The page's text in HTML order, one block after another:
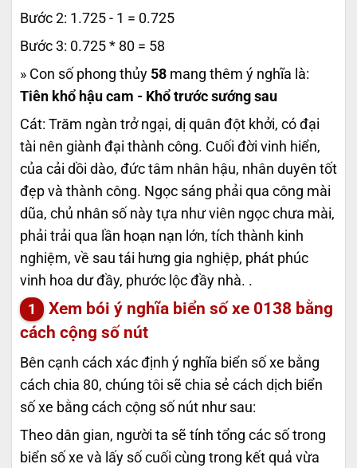
Bước 2: 1.725 - 1 = 0.725
Bước 3: 0.725 * 80 = 58
» Con số phong thủy 58 mang thêm ý nghĩa là:
Tiên khổ hậu cam - Khổ trước sướng sau
Cát: Trăm ngàn trở ngại, dị quân đột khởi, có đại
tài nên giành đại thành công. Cuối đời vinh hiển,
của cải dồi dào, đức tâm nhân hậu, nhân duyên tốt
đẹp và thành công. Ngọc sáng phải qua công mài
dũa, chủ nhân số này tựa như viên ngọc chưa mài,
phải trải qua lần hoạn nạn lớn, tích thành kinh
nghiệm, về sau tái hưng gia nghiệp, phát phúc
vinh hoa dư đầy, phước lộc đầy nhà. .
Xem bói ý nghĩa biển số xe 0138 bằng
cách cộng số nút
Bên cạnh cách xác định ý nghĩa biển số xe bằng
cách chia 80, chúng tôi sẽ chia sẻ cách dịch biển
số xe bằng cách cộng số nút như sau:
Theo dân gian, người ta sẽ tính tổng các số trong
biển số xe và lấy số cuối cùng trong kết quả vừa